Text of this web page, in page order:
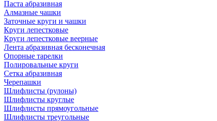
Паста абразивная
Алмазные чашки
Заточные круги и чашки
Круги лепестковые
Круги лепестковые веерные
Лента абразивная бесконечная
Опорные тарелки
Полировальные круги
Сетка абразивная
Черепашки
Шлифлисты (рулоны)
Шлифлисты круглые
Шлифлисты прямоугольные
Шлифлисты треугольные